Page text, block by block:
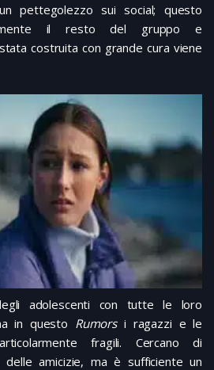
pettegolezzo sui social; questo
il resto del gruppo e
costruita con grande cura viene
adolescenti con tutte le loro
in questo Rumors i ragazzi e le
fragili. Cercano di
delle amicizie, ma è sufficiente un